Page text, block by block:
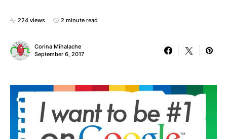
224 views 2 minute read
Corina Mihalache
September 6, 2017